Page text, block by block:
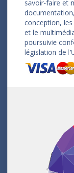
savoir-faire et
conception,
et le
poursuivie
législation de